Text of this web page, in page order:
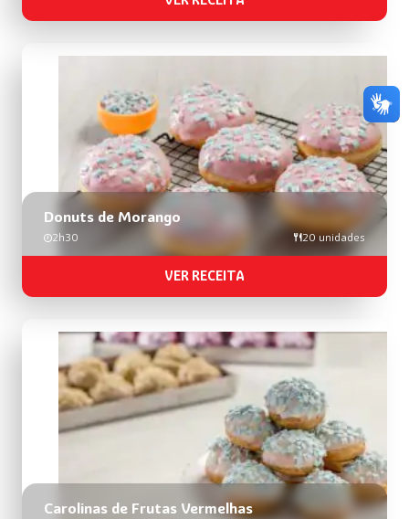
Donuts de Morango
2h30 20 unidades
VER RECEITA
Carolinas de Frutas Vermelhas